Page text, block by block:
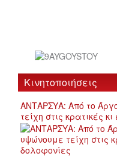
Κινητοποιήσεις
ΑΝΤΑΡΣΥΑ: Από το
τείχη στις κρατικές